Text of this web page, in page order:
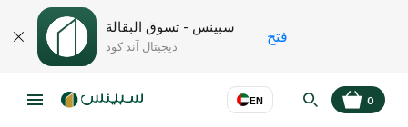
سبينس - تسوق البقالة
ديجيتال آند كود
فتح
EN 0